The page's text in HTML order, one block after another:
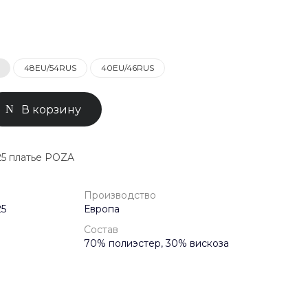
93к248EU/54RUS 40EU/46RUS
В корзину
платье POZA
Производство
Европа
Состав
70% полиэстер, 30% вискоза